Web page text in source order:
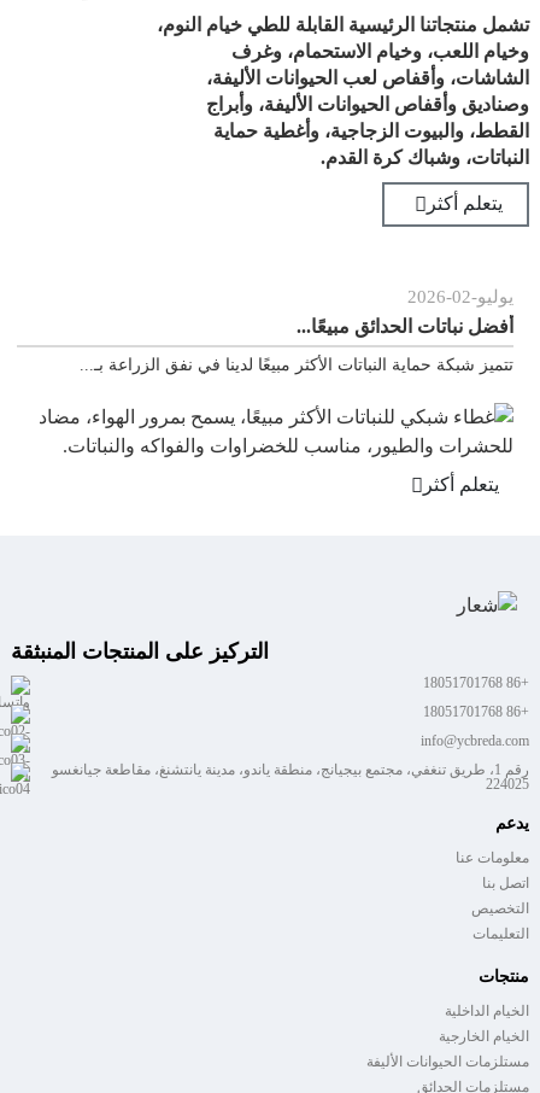
تشمل منتجاتنا الرئيسية القابلة للطي خيام النوم،
وخيام اللعب، وخيام الاستحمام، وغرف
الشاشات، وأقفاص لعب الحيوانات الأليفة،
وصناديق وأقفاص الحيوانات الأليفة، وأبراج
القطط، والبيوت الزجاجية، وأغطية حماية
النباتات، وشباك كرة القدم.
يتعلم أكثر
أكثر
02
-
2026
نباتات الحدائق مبيعًا...
شبكة حماية النباتات الأكثر مبيعًا لدينا في نفق الزراعة بـ...
التركيز على المنتجات المنبثقة
+86 18051701768
+86 18051701768
info@ycbreda.com
رقم 1، طريق تنغفي، مجتمع بيجيانج، منطقة ياندو، مدينة يانتشنغ، مقاطعة جيانغسو
224025
يدعم
معلومات عنا
اتصل بنا
التخصيص
التعليمات
منتجات
الخيام الداخلية
الخيام الخارجية
مستلزمات الحيوانات الأليفة
مستلزمات الحدائق